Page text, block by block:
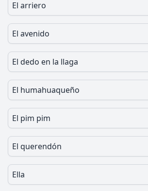
El arriero
El avenido
El dedo en la llaga
El humahuaqueño
El pim pim
El querendón
Ella